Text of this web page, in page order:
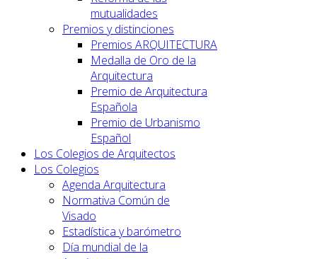
mutualidades
Premios y distinciones
Premios ARQUITECTURA
Medalla de Oro de la
Arquitectura
Premio de Arquitectura
Española
Premio de Urbanismo
Español
Los Colegios de Arquitectos
Los Colegios
Agenda Arquitectura
Normativa Común de
Visado
Estadística y barómetro
Día mundial de la